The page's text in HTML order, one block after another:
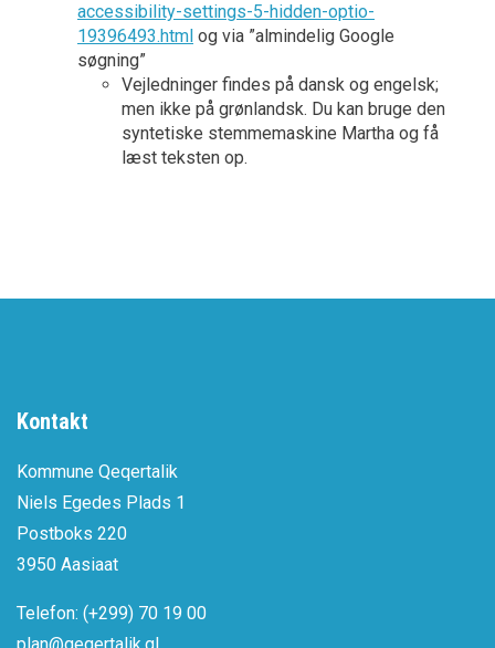
accessibility-settings-5-hidden-optio-
19396493.html og via ”almindelig Google
søgning”
Vejledninger findes på dansk og engelsk;
men ikke på grønlandsk. Du kan bruge den
syntetiske stemmemaskine Martha og få
læst teksten op.
Kontakt
Kommune Qeqertalik
Niels Egedes Plads 1
Postboks 220
3950 Aasiaat
Telefon: (+299) 70 19 00